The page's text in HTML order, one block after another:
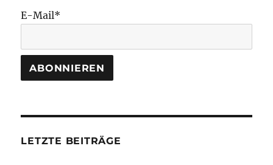
E-Mail*
LETZTE BEITRÄGE